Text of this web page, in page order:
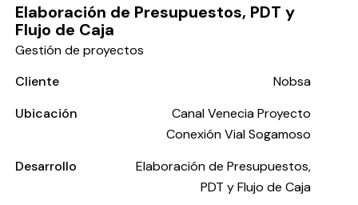
Elaboración de Presupuestos, PDT y
Flujo de Caja
Gestión de proyectos
Cliente
Nobsa
Ubicación
Canal Venecia Proyecto
Conexión Vial Sogamoso
Desarrollo
Elaboración de Presupuestos,
PDT y Flujo de Caja